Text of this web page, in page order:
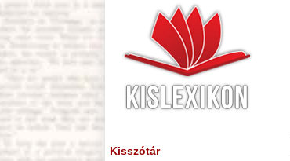
Kisszótár